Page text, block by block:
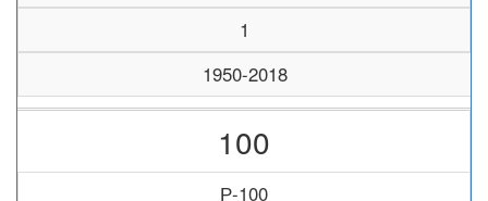
1
1950-2018
100
Р-100